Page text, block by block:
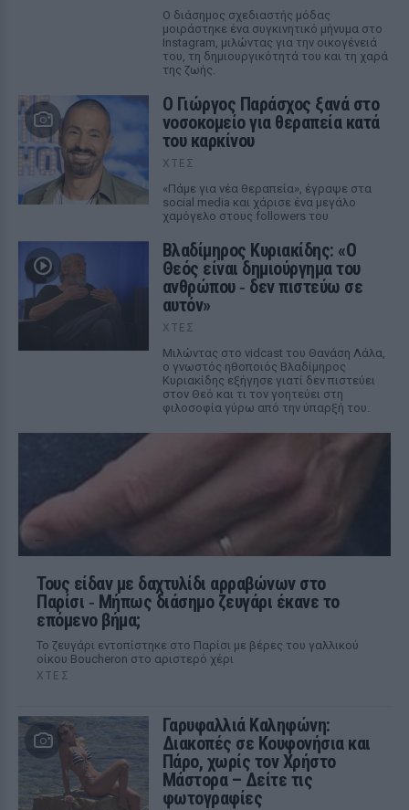
Ο διάσημος σχεδιαστής μόδας
μοιράστηκε ένα συγκινητικό μήνυμα στο
Instagram, μιλώντας για την οικογένειά
του, τη δημιουργικότητά του και τη χαρά
της ζωής.
O Γιώργος Παράσχος ξανά στο
νοσοκομείο για θεραπεία κατά
του καρκίνου
ΧΤΕΣ
«Πάμε για νέα θεραπεία», έγραψε στα
social media και χάρισε ένα μεγάλο
χαμόγελο στους followers του
Βλαδίμηρος Κυριακίδης: «Ο
Θεός είναι δημιούργημα του
ανθρώπου ‑ δεν πιστεύω σε
αυτόν»
ΧΤΕΣ
Μιλώντας στο vidcast του Θανάση Λάλα,
ο γνωστός ηθοποιός Βλαδίμηρος
Κυριακίδης εξήγησε γιατί δεν πιστεύει
στον Θεό και τι τον γοητεύει στη
φιλοσοφία γύρω από την ύπαρξή του.
Τους είδαν με δαχτυλίδι αρραβώνων στο
Παρίσι ‑ Μήπως διάσημο ζευγάρι έκανε το
επόμενο βήμα;
Το ζευγάρι εντοπίστηκε στο Παρίσι με βέρες του γαλλικού
οίκου Boucheron στο αριστερό χέρι
ΧΤΕΣ
Γαρυφαλλιά Καληφώνη:
Διακοπές σε Κουφονήσια και
Πάρο, χωρίς τον Χρήστο
Μάστορα – Δείτε τις
φωτογραφίες